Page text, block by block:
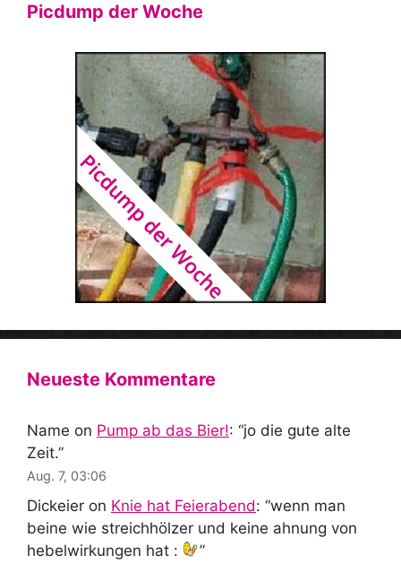
Picdump der Woche
Neueste Kommentare
Name on Pump ab das Bier!: “jo die gute alte
Zeit.”
Aug. 7, 03:06
Dickeier on Knie hat Feierabend: “wenn man
beine wie streichhölzer und keine ahnung von
hebelwirkungen hat :
”